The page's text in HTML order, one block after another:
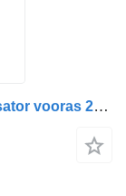
Skersinis stabilizatorius Scania Stabilisator vooras 2372462 sunkvežimio